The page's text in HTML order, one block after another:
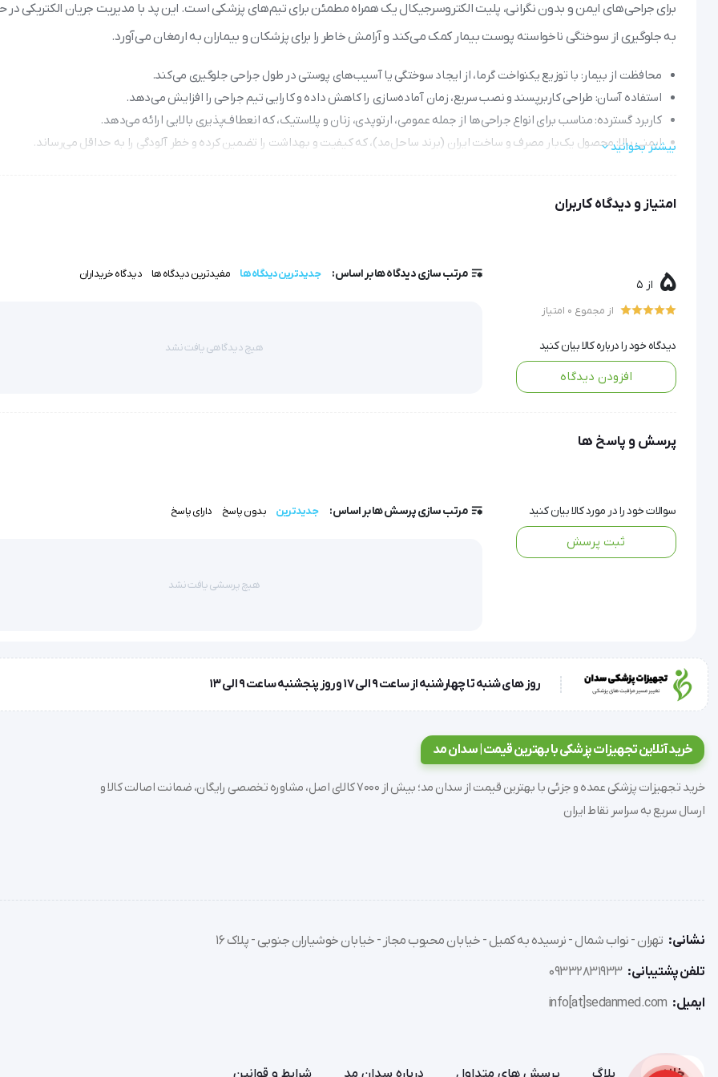
برای جراحی‌های ایمن و بدون نگرانی، پلیت الکتروسرجیکال یک همراه مطمئن برای تیم‌های پزشکی است. این پد با مدیریت جریان الکتریکی
به جلوگیری از سوختگی ناخواسته پوست بیمار کمک می‌کند و آرامش خاطر را برای پزشکان و بیماران به ارمغان می‌آورد.
محافظت از بیمار: با توزیع یکنواخت گرما، از ایجاد سوختگی یا آسیب‌های پوستی در طول جراحی جلوگیری می‌کند.
استفاده آسان: طراحی کاربرپسند و نصب سریع، زمان آماده‌سازی را کاهش داده و کارایی تیم جراحی را افزایش می‌دهد.
کاربرد گسترده: مناسب برای انواع جراحی‌ها از جمله عمومی، ارتوپدی، زنان و پلاستیک، که انعطاف‌پذیری بالایی ارائه می‌دهد.
ایمنی بالا: محصول یک‌بار مصرف و ساخت ایران (برند ساحل‌مد)، که کیفیت و بهداشت را تضمین کرده و خطر آلودگی را به حداقل می‌رساند.
پلیت الکتروسرجیکال ساحل‌مد یک انتخاب هوشمند برای مراکز درمانی است که به ایمنی و کارایی اهمیت می‌دهند. این محصول را از فروشگاه
پلیت (پد) الکتروسرجیکال
پلیت (پد) الکتروسرجیکال به‌عنوان یک ابزار ضروری در اتاق‌های عمل بیمارستان‌ها و کلینیک‌ها شناخته شده است.
اهمیت و کاربردهای پلیت الکتروسرجیکال
در این سیستم‌ها، پلیت وظیفه جذب جریان الکتریکی وارد شده به بدن بیمار و انتقال آن به دستگاه الکتروکوتر را دارد.
این ویژگی به کاهش خطرات ناشی از جریان برق در بدن بیمار کمک کرده و ایمنی عمل‌های جراحی را افزایش می‌دهد.
بیشتر بخوانید
امتیاز و دیدگاه کاربران
5 از 5
از مجموع 0 امتیاز
دیدگاه خود را درباره کالا بیان کنید
افزودن دیدگاه
مرتب سازی دیدگاه ها بر اساس: جدیدترین دیدگاه ها مفیدترین دیدگاه ها دیدگاه خریداران
هیچ دیدگاهی یافت نشد
پرسش و پاسخ ها
سوالات خود را در مورد کالا بیان کنید
ثبت پرسش
مرتب سازی پرسش ها بر اساس: جدیدترین بدون پاسخ دارای پاسخ
هیچ پرسشی یافت نشد
روز های شنبه تا چهارشنبه از ساعت 9 الی 17 و روز پنجشنبه ساعت 9 الی 13
خرید آنلاین تجهیزات پزشکی با بهترین قیمت | سدان مد
خرید تجهیزات پزشکی عمده و جزئی با بهترین قیمت از سدان مد؛ بیش از 7000 کالای اصل، مشاوره تخصصی رایگان، ضمانت اصالت کالا و
ارسال سریع به سراسر نقاط ایران
نشانی: تهران - نواب شمال - نرسیده به کمیل - خیابان محبوب مجاز - خیابان خوشیاران جنوبی - پلاک 16
تلفن پشتیبانی: 09332831933
ایمیل: info[at]sedanmed.com
خانه بلاگ پرسش های متداول درباره سدان مد شرایط و قوانین